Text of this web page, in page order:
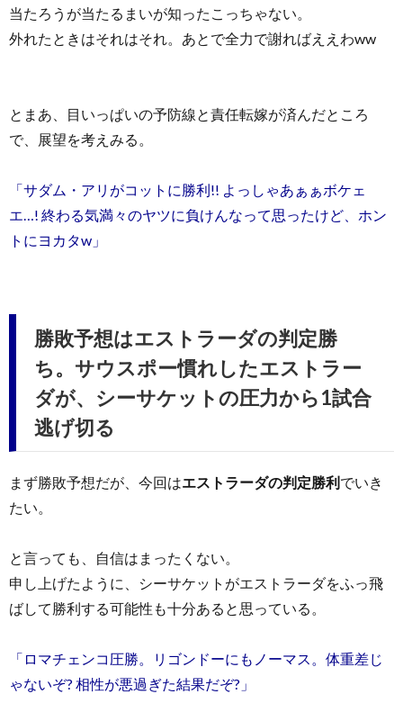
当たろうが当たるまいが知ったこっちゃない。
外れたときはそれはそれ。あとで全力で謝ればええわww
とまあ、目いっぱいの予防線と責任転嫁が済んだところ
で、展望を考えみる。
「サダム・アリがコットに勝利!! よっしゃあぁぁボケェ
エ…! 終わる気満々のヤツに負けんなって思ったけど、ホン
トにヨカタw」
勝敗予想はエストラーダの判定勝
ち。サウスポー慣れしたエストラー
ダが、シーサケットの圧力から1試合
逃げ切る
まず勝敗予想だが、今回はエストラーダの判定勝利でいき
たい。
と言っても、自信はまったくない。
申し上げたように、シーサケットがエストラーダをふっ飛
ばして勝利する可能性も十分あると思っている。
「ロマチェンコ圧勝。リゴンドーにもノーマス。体重差じ
ゃないぞ? 相性が悪過ぎた結果だぞ?」